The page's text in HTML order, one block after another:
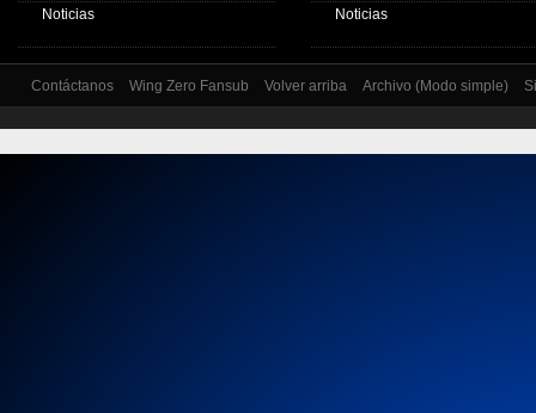
Noticias Noticias
Contáctanos Wing Zero Fansub Volver arriba Archivo (Modo simple)